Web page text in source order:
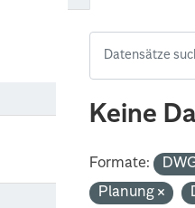
Keine
Formate:
Planung